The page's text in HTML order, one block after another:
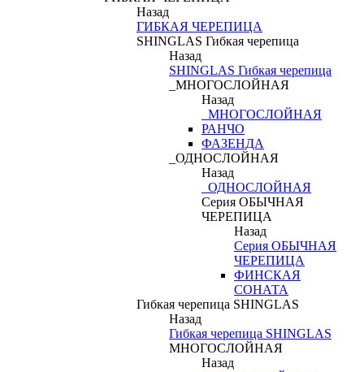
Назад
ГИБКАЯ ЧЕРЕПИЦА
SHINGLAS Гибкая черепица
Назад
SHINGLAS Гибкая черепица
_МНОГОСЛОЙНАЯ
Назад
_МНОГОСЛОЙНАЯ
РАНЧО
ФАЗЕНДА
_ОДНОСЛОЙНАЯ
Назад
_ОДНОСЛОЙНАЯ
Серия ОБЫЧНАЯ
ЧЕРЕПИЦА
Назад
Серия ОБЫЧНАЯ
ЧЕРЕПИЦА
ФИНСКАЯ
СОНАТА
Гибкая черепица SHINGLAS
Назад
Гибкая черепица SHINGLAS
МНОГОСЛОЙНАЯ
Назад